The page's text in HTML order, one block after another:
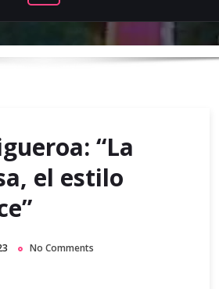
“La
el estilo
No Comments